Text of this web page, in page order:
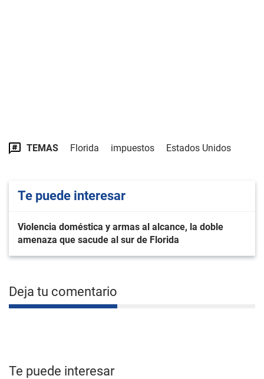
TEMAS Florida impuestos Estados Unidos
Te puede interesar
Violencia doméstica y armas al alcance, la doble
amenaza que sacude al sur de Florida
Deja tu comentario
Te puede interesar